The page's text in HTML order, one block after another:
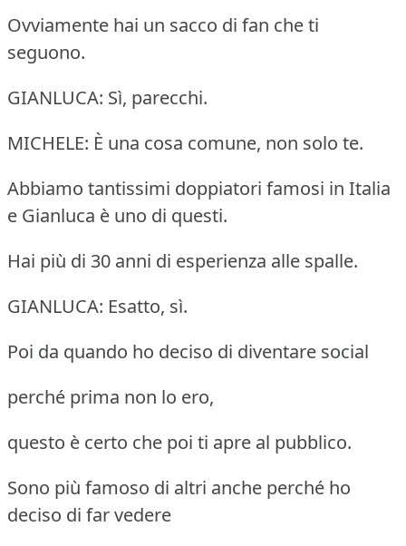
Ovviamente hai un sacco di fan che ti
seguono.
GIANLUCA: Sì, parecchi.
MICHELE: È una cosa comune, non solo te.
Abbiamo tantissimi doppiatori famosi in Italia
e Gianluca è uno di questi.
Hai più di 30 anni di esperienza alle spalle.
GIANLUCA: Esatto, sì.
Poi da quando ho deciso di diventare social
perché prima non lo ero,
questo è certo che poi ti apre al pubblico.
Sono più famoso di altri anche perché ho
deciso di far vedere